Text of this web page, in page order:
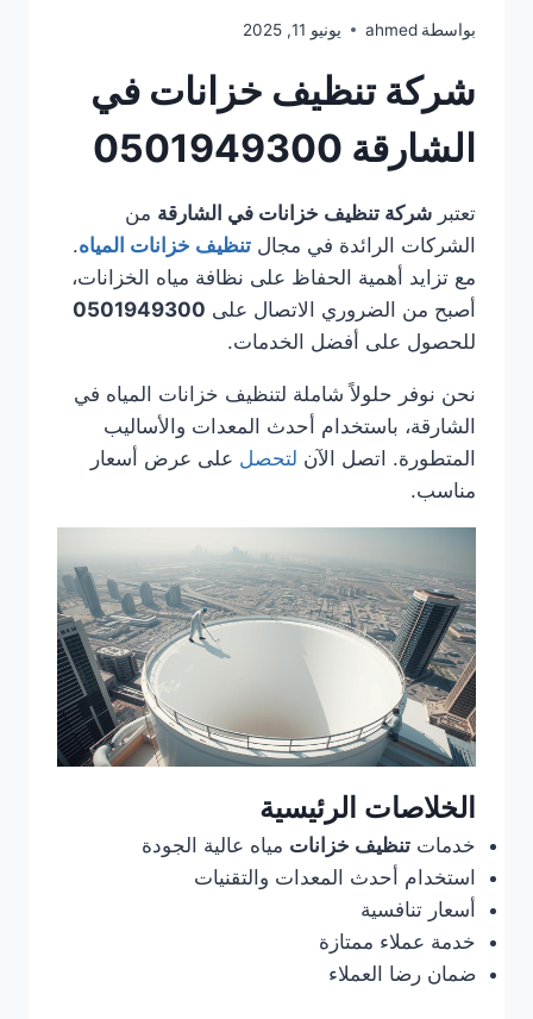
بواسطة ahmed يونيو 11, 2025
شركة تنظيف خزانات في
الشارقة 0501949300
تعتبر شركة تنظيف خزانات في الشارقة من
الشركات الرائدة في مجال تنظيف خزانات المياه.
مع تزايد أهمية الحفاظ على نظافة مياه الخزانات،
أصبح من الضروري الاتصال على 0501949300
للحصول على أفضل الخدمات.
نحن نوفر حلولاً شاملة لتنظيف خزانات المياه في
الشارقة، باستخدام أحدث المعدات والأساليب
المتطورة. اتصل الآن لتحصل على عرض أسعار
مناسب.
الخلاصات الرئيسية
خدمات تنظيف خزانات مياه عالية الجودة
استخدام أحدث المعدات والتقنيات
أسعار تنافسية
خدمة عملاء ممتازة
ضمان رضا العملاء